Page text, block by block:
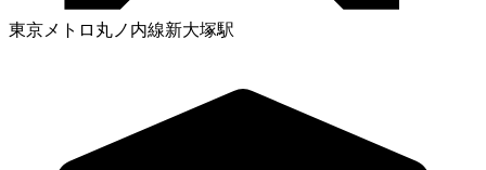
東京メトロ丸ノ内線新大塚駅